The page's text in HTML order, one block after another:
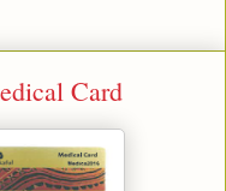
Card